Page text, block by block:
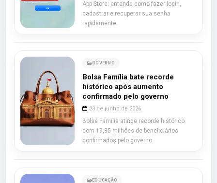
App Store: entenda como fazer login,
cadastrar e recuperar sua senha
rapidamente.
GOVERNO
Bolsa Família bate recorde
histórico após aumento
confirmado pelo governo
23 de junho de 2026
Bolsa Família atinge recorde histórico
com 19,35 milhões de beneficiários
confirmados pelo governo.
EDUCAÇÃO